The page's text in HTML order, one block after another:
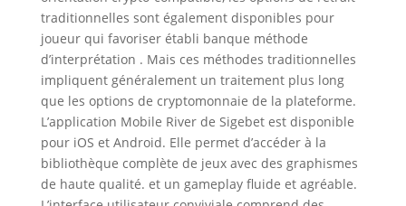
traditionnelles sont également disponibles pour
joueur qui favoriser établi banque méthode
d’interprétation . Mais ces méthodes traditionnelles
impliquent généralement un traitement plus long
que les options de cryptomonnaie de la plateforme.
L’application Mobile River de Sigebet est disponible
pour iOS et Android. Elle permet d’accéder à la
bibliothèque complète de jeux avec des graphismes
de haute qualité. et un gameplay fluide et agréable.